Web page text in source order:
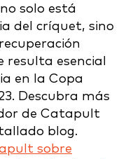
solo está
del críquet, sino
resulta esencial
en la Copa
Descubra más
de Catapult
blog.
sobre